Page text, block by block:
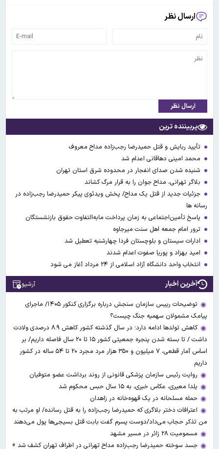
ارسال نظر
ارسال نظر
پربیننده ترین
تأیید ربایش و قتل حمیدرضا رجب‌زاده مداح معروف
محمد امینی دهاقانی اعدام شد
شنیده شدن صدای انفجار در محدوده شرق استان تهران
بلاگر تهرانی، مداح جوان را به قرار مرگ کشاند
جزئیات جدید از قتل یک مداح/ پخش ویدئوی پیکر حمیدرضا رجب‌زاده در
رسانه ها
پاسخ تأمین‌اجتماعی به زمان پرداخت مابه‌التفاوت حقوق بازنشستگان
ترور امام جمعه اهل سنت میرجاوه
ادارات سیستان و بلوچستان فردا چهارشنبه تعطیل شد
امید بهزاد و پوریا صفوت اعدام شدند
انتخاب واحد دانشگاه آزاد اسلامی از ۲۴ مرداد آغاز می شود
آخرین اخبار آرشیو
توضیحات رییس سازمان سنجش درباره برگزاری کنکور ۱۴۰۵/ ماجرای
پیامک مشمولان سهمیه جنگ چیست؟
کاهش تولدها ادامه دارد؛ در سال گذشته کشور کاهش ۸.۹ درصدی ولادت
داشت / تا بسته شدن پنجره جمعیتی کشور ۱۵ تا ۲۰ سال فاصله داریم/ بر
اساس آمار قطعی، ۷ میلیون و ۳۵۰ هزار مرد مجرد ۲۰ تا ۵۴ ساله در کشور
داریم
روایت رئیس سازمان پزشکی قانونی از روند برداشت عضو متوفیان
یلدا معیری، عکاس خبری، به ۱۵ سال حبس محکوم شد
حمله مسلحانه در یک قهوه‌خانه در زاهدان
اعترافات دختر بلاگری که حمیدرضا رجب‌زاده را به قتل رسانده/ او مرتب به
من تذکر حجاب می‌داد/دوست پسرم گفت بابت قتل بسیجی‌ها پول می‌دهند
مسمومیت ۲۸ زائر در مسیر مشهد
جسد سوخته حمیدرضا رجب‌زاده مداح تهرانی در اطراف تهران کشف شد +